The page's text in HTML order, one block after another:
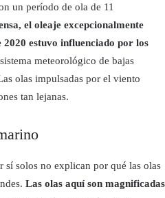
un período de ola de 11
el oleaje excepcionalmente
estuvo influenciado por los
meteorológico de bajas
olas impulsadas por el viento
tan lejanas.
sí solos no explican por qué las olas
Las olas aquí son magnificadas